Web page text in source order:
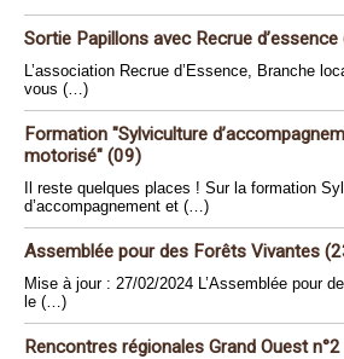
Sortie Papillons avec Recrue
L’association Recrue d’Essence, Branche
vous (…)
Formation "Sylviculture
motorisé" (09)
Il reste quelques places ! Sur la formation
d’accompagnement et (…)
Assemblée pour des Forêts Vivantes
Mise à jour : 27/02/2024 L’Assemblée pour
le (…)
Rencontres régionales Grand Ouest